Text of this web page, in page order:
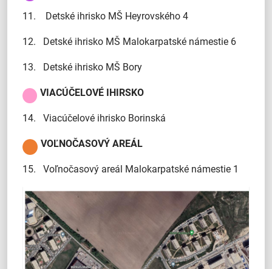
11. Detské ihrisko MŠ Heyrovského 4
12. Detské ihrisko MŠ Malokarpatské námestie 6
13. Detské ihrisko MŠ Bory
VIACÚČELOVÉ IHIRSKO
14. Viacúčelové ihrisko Borinská
VOĽNOČASOVÝ AREÁL
15. Voľnočasový areál Malokarpatské námestie 1